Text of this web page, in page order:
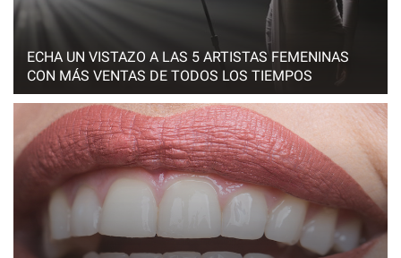
ECHA UN VISTAZO A LAS 5 ARTISTAS FEMENINAS
CON MÁS VENTAS DE TODOS LOS TIEMPOS